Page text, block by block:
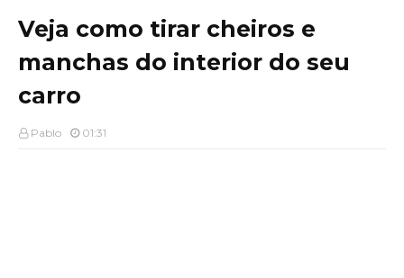
Veja como tirar cheiros e
manchas do interior do seu
carro
Pablo 01:31